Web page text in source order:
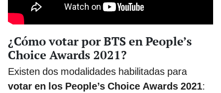
¿Cómo votar por BTS en People’s
Choice Awards 2021?
Existen dos modalidades habilitadas para
votar en los People’s Choice Awards 2021: